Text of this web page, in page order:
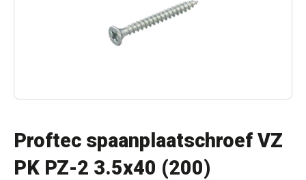
Proftec spaanplaatschroef VZ
PK PZ-2 3.5x40 (200)